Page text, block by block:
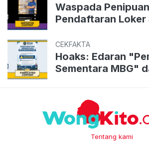
Waspada
Pendaftaran Loker
CEKFAKTA
Hoaks: Edaran
Sementara MBG"
Tentang kami